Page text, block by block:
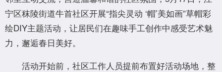
宁区秣陵街道牛首社区开展“指尖灵动 ‘帽’美如画”草帽彩
绘DIY主题活动，让居民们在趣味手工创作中感受艺术魅
力，邂逅春日美好。
活动开始前，社区工作人员提前布置好活动场地，整